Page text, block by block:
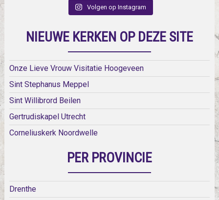
Volgen op Instagram
NIEUWE KERKEN OP DEZE SITE
Onze Lieve Vrouw Visitatie Hoogeveen
Sint Stephanus Meppel
Sint Willibrord Beilen
Gertrudiskapel Utrecht
Corneliuskerk Noordwelle
PER PROVINCIE
Drenthe